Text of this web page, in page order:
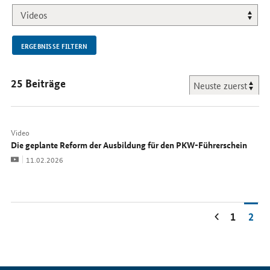
NEU.
ERGEBNISSE FILTERN
25 Beiträge
Video
Die geplante Reform der Ausbildung für den PKW-Führerschein
VideoDatum:
11.02.2026
1 2